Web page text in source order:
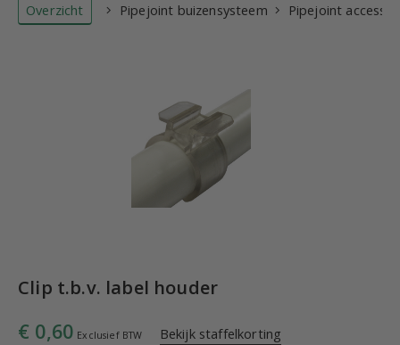
Overzicht Pipejoint buizensysteem Pipejoint
Clip t.b.v. label houder
€ 0,60 Exclusief BTW Bekijk staffelkorting